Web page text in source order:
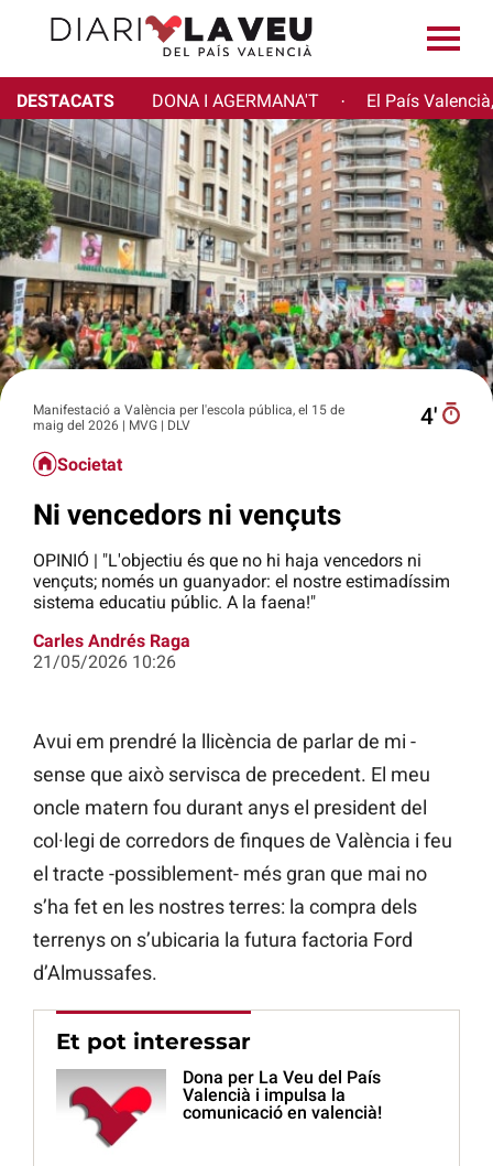
DESTACATS DONA I AGERMANA'T · El País
Manifestació a València per l'escola pública, el 15 de
maig del 2026 | MVG | DLV
4′
Societat
Ni vencedors ni vençuts
OPINIÓ | "L'objectiu és que no hi haja vencedors ni
vençuts; només un guanyador: el nostre estimadíssim
sistema educatiu públic. A la faena!"
Carles Andrés Raga
21/05/2026 10:26
Avui em prendré la llicència de parlar de mi -
sense que això servisca de precedent. El meu
oncle matern fou durant anys el president del
col·legi de corredors de finques de València i feu
el tracte -possiblement- més gran que mai no
s’ha fet en les nostres terres: la compra dels
terrenys on s’ubicaria la futura factoria Ford
d’Almussafes.
Et pot interessar
Dona per La Veu del País
Valencià i impulsa la
comunicació en valencià!